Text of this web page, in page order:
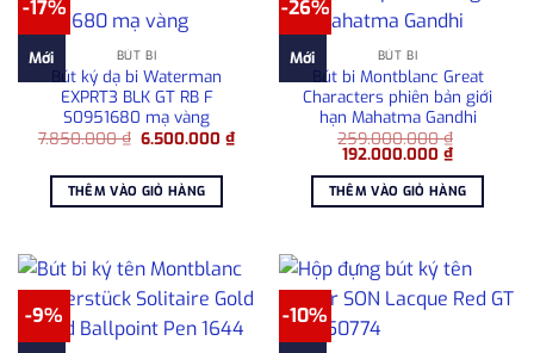
-17%
Mới BÚT BI
Bút ký dạ bi Waterman
EXPRT3 BLK GT RB F
S0951680 mạ vàng
7.850.000₫ Giá
7.850.000 ₫.
6.500.000₫Giá
hiện
6.500.000 ₫.
THÊM VÀO GIỎ HÀNG
-26%
Mới BÚT BI
Bút bi Montblanc Great
Characters phiên bản giới
hạn Mahatma Gandhi
259.000.000₫
Giá
là:
259.000.000 ₫.
192.000.000 ₫Giá
hiện
tại
là:
THÊM VÀO GIỎ HÀNG
-9% -10%